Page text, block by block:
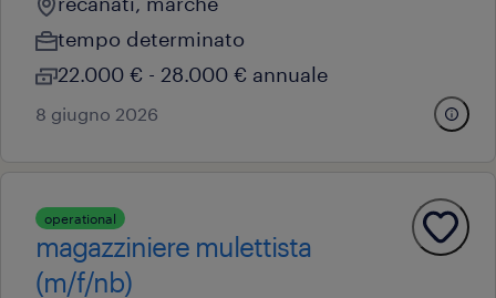
tempo determinato
22.000 € - 28.000 € annuale
8 giugno 2026
operational
magazziniere mulettista
(m/f/nb)